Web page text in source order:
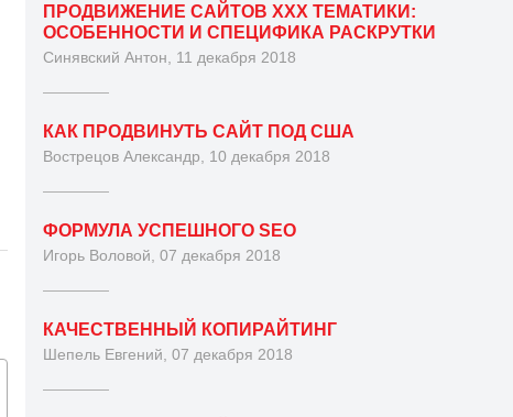
ПРОДВИЖЕНИЕ САЙТОВ XXX ТЕМАТИКИ:
ОСОБЕННОСТИ И СПЕЦИФИКА РАСКРУТКИ
Синявский Антон, 11 декабря 2018
КАК ПРОДВИНУТЬ САЙТ ПОД США
Вострецов Александр, 10 декабря 2018
ФОРМУЛА УСПЕШНОГО SEO
Игорь Воловой, 07 декабря 2018
КАЧЕСТВЕННЫЙ КОПИРАЙТИНГ
Шепель Евгений, 07 декабря 2018